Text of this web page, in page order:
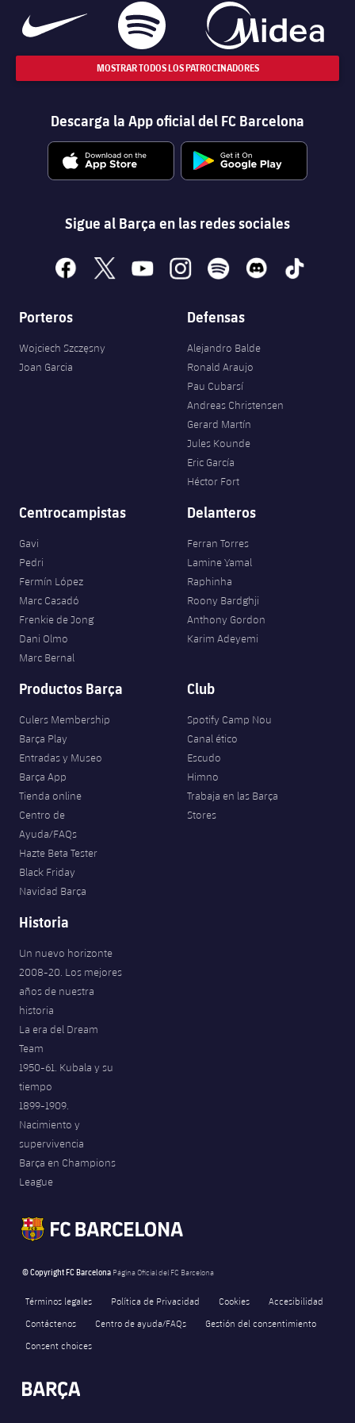
MOSTRAR TODOS LOS PATROCINADORES
Descarga la App oficial del FC Barcelona
Sigue al Barça en las redes sociales
facebook
x youtubeinstagramspotify discord tiktok
Porteros
Wojciech Szczęsny
Joan Garcia
Defensas
Alejandro Balde
Ronald Araujo
Pau Cubarsí
Andreas Christensen
Gerard Martín
Jules Kounde
Eric García
Héctor Fort
Centrocampistas
Gavi
Pedri
Fermín López
Marc Casadó
Frenkie de Jong
Dani Olmo
Marc Bernal
Delanteros
Ferran Torres
Lamine Yamal
Raphinha
Roony Bardghji
Anthony Gordon
Karim Adeyemi
Productos Barça
Culers Membership
Barça Play
Entradas y Museo
Barça App
Tienda online
Centro de
Ayuda/FAQs
Hazte Beta Tester
Black Friday
Navidad Barça
Club
Spotify Camp Nou
Canal ético
Escudo
Himno
Trabaja en las Barça
Stores
Historia
Un nuevo horizonte
2008-20. Los mejores
años de nuestra
historia
La era del Dream
Team
1950-61. Kubala y su
tiempo
1899-1909.
Nacimiento y
supervivencia
Barça en Champions
League
© Copyright FC Barcelona Página Oficial del FC Barcelona
Términos legales Política de Privacidad Cookies
Accesibilidad
Contáctenos
Centro de ayuda/FAQs
Gestión del consentimiento
Consent choices